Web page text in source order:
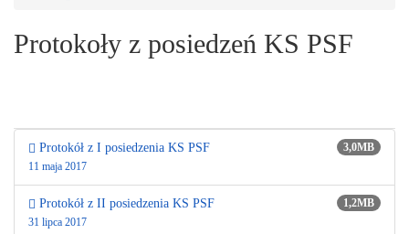
Protokoły z posiedzeń KS PSF
3,0MB
Protokół z I posiedzenia KS PSF
11 maja 2017
1,2MB
Protokół z II posiedzenia KS PSF
31 lipca 2017